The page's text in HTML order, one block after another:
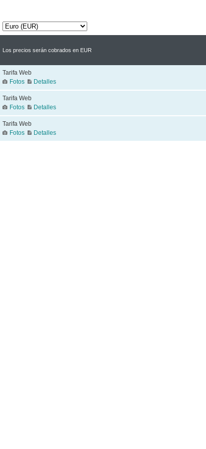
Los precios serán cobrados en EUR
Tarifa Web
Fotos
Detalles
Tarifa Web
Fotos
Detalles
Tarifa Web
Fotos
Detalles